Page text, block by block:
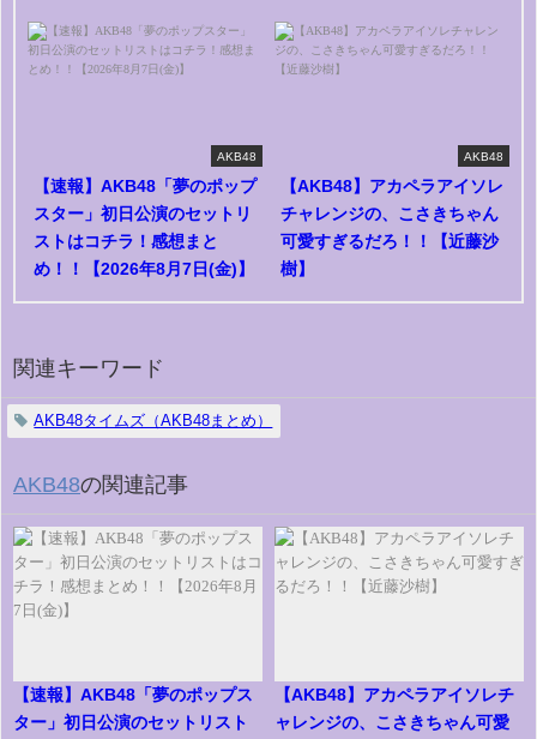
AKB48
【速報】AKB48「夢のポップ
スター」初日公演のセットリ
ストはコチラ！感想まと
め！！【2026年8月7日(金)】
AKB48
【AKB48】アカペラアイソレ
チャレンジの、こさきちゃん
可愛すぎるだろ！！【近藤沙
樹】
関連キーワード
AKB48タイムズ（AKB48まとめ）
AKB48の関連記事
【速報】AKB48「夢のポップス
ター」初日公演のセットリスト
【AKB48】アカペラアイソレチ
ャレンジの、こさきちゃん可愛